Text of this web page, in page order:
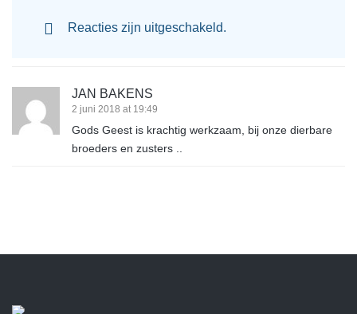
Reacties zijn uitgeschakeld.
JAN BAKENS
2 juni 2018 at 19:49
Gods Geest is krachtig werkzaam, bij onze dierbare
broeders en zusters ..